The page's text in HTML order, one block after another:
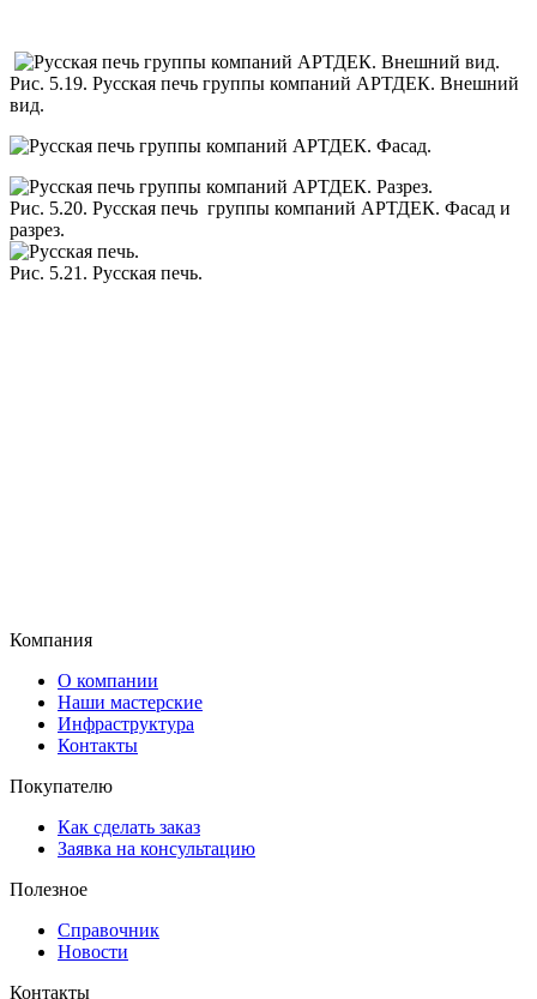
Рис. 5.19. Русская печь группы компаний АРТДЕК. Внешний
вид.
Рис. 5.20. Русская печь группы компаний АРТДЕК. Фасад и
разрез.
Рис. 5.21. Русская печь.
Компания
О компании
Наши мастерские
Инфраструктура
Контакты
Покупателю
Как сделать заказ
Заявка на консультацию
Полезное
Справочник
Новости
Контакты